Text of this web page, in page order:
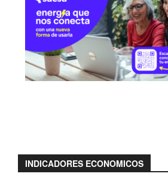
INDICADORES ECONOMICOS